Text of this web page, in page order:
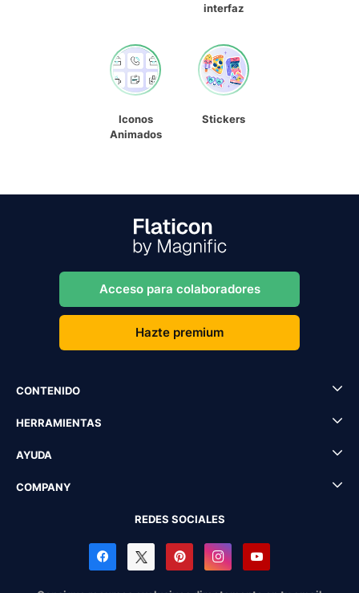
interfaz
Iconos
Animados
Stickers
Acceso para colaboradores
Hazte premium
CONTENIDO
HERRAMIENTAS
AYUDA
COMPANY
REDES SOCIALES